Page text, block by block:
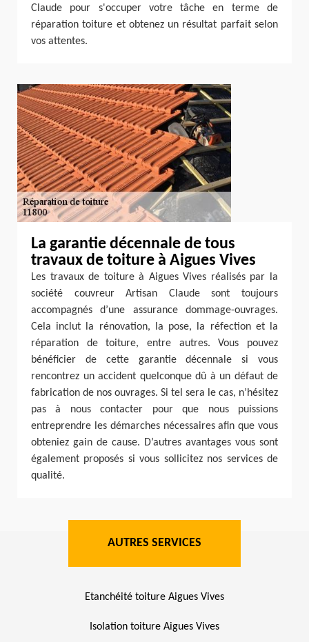
Claude pour s'occuper votre tâche en terme de
réparation toiture et obtenez un résultat parfait selon
vos attentes.
La garantie décennale de tous
travaux de toiture à Aigues Vives
Les travaux de toiture à Aigues Vives réalisés par la
société couvreur Artisan Claude sont toujours
accompagnés d’une assurance dommage-ouvrages.
Cela inclut la rénovation, la pose, la réfection et la
réparation de toiture, entre autres. Vous pouvez
bénéficier de cette garantie décennale si vous
rencontrez un accident quelconque dû à un défaut de
fabrication de nos ouvrages. Si tel sera le cas, n’hésitez
pas à nous contacter pour que nous puissions
entreprendre les démarches nécessaires afin que vous
obteniez gain de cause. D’autres avantages vous sont
également proposés si vous sollicitez nos services de
qualité.
AUTRES SERVICES
Etanchéité toiture Aigues Vives
Isolation toiture Aigues Vives